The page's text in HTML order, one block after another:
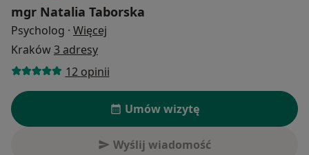
mgr Natalia Taborska
Psycholog · Więcej
Kraków3 adresy
12 opinii
Umów wizytę
Wyślij wiadomość